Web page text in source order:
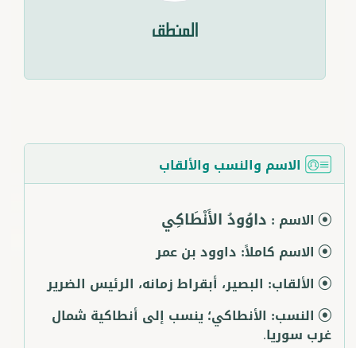
المنطق
الاسم والنسب والألقاب
الاسم : داوُودُ الأَنْطَاكِي
الاسم كاملاً: داوود بن عمر
الألقاب: البصير، أبقراط زمانه، الرئيس الضرير
النسب: الأنطاكي؛ ينسب إلى أنطاكية شمال
غرب سوريا.